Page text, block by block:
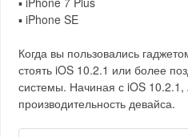
▪️ iPhone SE
Когда вы пользовались
стоять iOS 10.2.1 или более
системы. Начиная с iOS
производительность девайса.